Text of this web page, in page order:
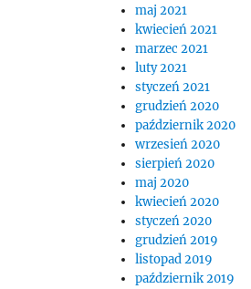
maj 2021
kwiecień 2021
marzec 2021
luty 2021
styczeń 2021
grudzień 2020
październik 2020
wrzesień 2020
sierpień 2020
maj 2020
kwiecień 2020
styczeń 2020
grudzień 2019
listopad 2019
październik 2019